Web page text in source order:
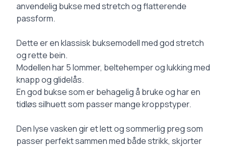
anvendelig bukse med stretch og flatterende
passform.
Dette er en klassisk buksemodell med god stretch
og rette bein.
Modellen har 5 lommer, beltehemper og lukking med
knapp og glidelås.
En god bukse som er behagelig å bruke og har en
tidløs silhuett som passer mange kroppstyper.
Den lyse vasken gir et lett og sommerlig preg som
passer perfekt sammen med både strikk, skjorter